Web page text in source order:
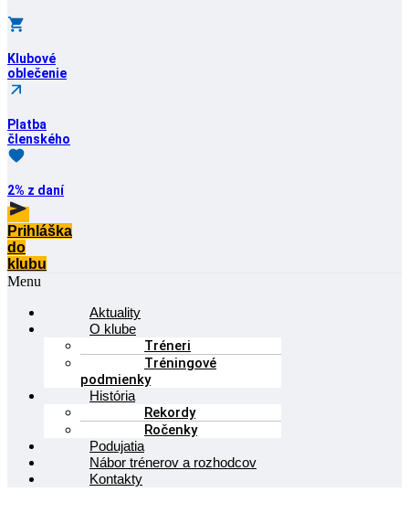
Klubové
oblečenie
Platba
členského
2% z daní
Prihláška
do
klubu
Menu
Aktuality
O klube
Tréneri
Tréningové
podmienky
História
Rekordy
Ročenky
Podujatia
Nábor trénerov a rozhodcov
Kontakty